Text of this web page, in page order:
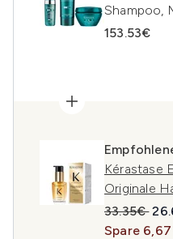
Shampoo,
153.53€
Kérastase
Originale
33.35€
Spare